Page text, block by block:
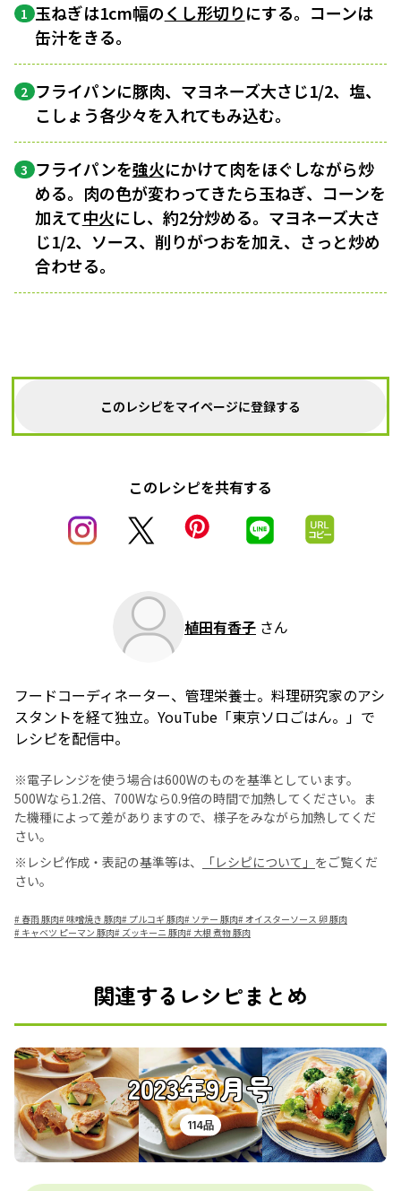
1 玉ねぎは1cm幅のくし形切りにする。コーンは
缶汁をきる。
2 フライパンに豚肉、マヨネーズ大さじ1/2、塩、
こしょう各少々を入れてもみ込む。
3 フライパンを強火にかけて肉をほぐしながら炒
める。肉の色が変わってきたら玉ねぎ、コーンを
加えて中火にし、約2分炒める。マヨネーズ大さ
じ1/2、ソース、削りがつおを加え、さっと炒め
合わせる。
このレシピをマイページに登録する
このレシピを共有する
植田有香子 さん
フードコーディネーター、管理栄養士。料理研究家のアシ
スタントを経て独立。YouTube「東京ソロごはん。」で
レシピを配信中。
※電子レンジを使う場合は600Wのものを基準としています。
500Wなら1.2倍、700Wなら0.9倍の時間で加熱してください。ま
た機種によって差がありますので、様子をみながら加熱してくだ
さい。
※レシピ作成・表記の基準等は、
「レシピについて」 をご覧くだ
さい。
# 春雨 豚肉#味噌焼き 豚肉# プルコギ 豚肉# ソテー 豚肉#オイスターソース 卵 豚肉
# キャベツ ピーマン 豚肉# ズッキーニ 豚肉# 大根 煮物 豚肉
関連するレシピまとめ
2023年9月号
114品